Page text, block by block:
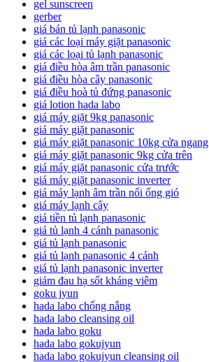
gel sunscreen
gerber
giá bán tủ lạnh panasonic
giá các loại máy giặt panasonic
giá các loại tủ lạnh panasonic
giá điều hòa âm trần panasonic
giá điều hòa cây panasonic
giá điều hoà tủ đứng panasonic
giá lotion hada labo
giá máy giặt 9kg panasonic
giá máy giặt panasonic
giá máy giặt panasonic 10kg cửa ngang
giá máy giặt panasonic 9kg cửa trên
giá máy giặt panasonic cửa trước
giá máy giặt panasonic inverter
giá máy lạnh âm trần nối ống gió
giá máy lạnh cây
giá tiền tủ lạnh panasonic
giá tủ lạnh 4 cánh panasonic
giá tủ lạnh panasonic
giá tủ lạnh panasonic 4 cánh
giá tủ lạnh panasonic inverter
giảm đau hạ sốt kháng viêm
goku jyun
hada labo chống nắng
hada labo cleansing oil
hada labo goku
hada labo gokujyun
hada labo gokujyun cleansing oil